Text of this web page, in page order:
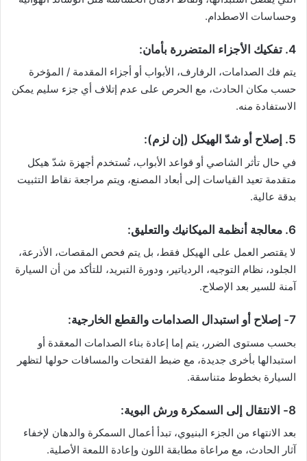
وحساسات الاصطدام.
4. تفكيك الأجزاء المتضررة بأمان:
يتم فك الصدامات، الرفارف، الأبواب أو أجزاء المقدمة / المؤخرة
حسب مكان الحادث، مع الحرص على عدم إتلاف أي جزء سليم يمكن
الاستفادة منه.
5. إصلاح أو شدّ الهيكل (إن لزم):
في حال تأثر الشاصي أو قواعد الأبواب، تُستخدم أجهزة شدّ هيكل
متقدمة تعيد القياسات إلى أبعاد المصنع، ويتم مراجعة نقاط التثبيت
بدقة عالية.
6. معالجة أنظمة الميكانيك والتعليق:
لا يقتصر العمل على الهيكل فقط، بل يتم فحص المقصات، الأذرعة،
الجلود، نظام التوجيه، الردياتير، ودورة التبريد، للتأكد من أن السيارة
آمنة للسير بعد الإصلاح.
7- إصلاح أو استبدال الصدامات والقطع الخارجية:
بحسب مستوى الضرر، يتم إما إعادة بناء الصدامات المعقدة أو
استبدالها بأخرى جديدة، مع ضبط الفتحات والمسافات حولها لتظهر
السيارة بخطوط متناسقة.
8- الانتقال إلى السمكرة ورش البوية:
بعد الانتهاء من الجزء البنيوي، تبدأ أعمال السمكرة والدهان لإخفاء
آثار الحادث، مع مراعاة مطابقة اللون وإعادة اللمعة الأصلية.